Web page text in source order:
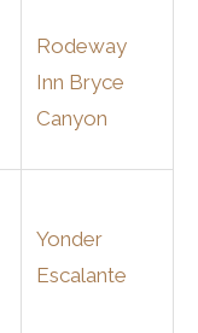
Rodeway
Inn Bryce
Canyon
Yonder
Escalante